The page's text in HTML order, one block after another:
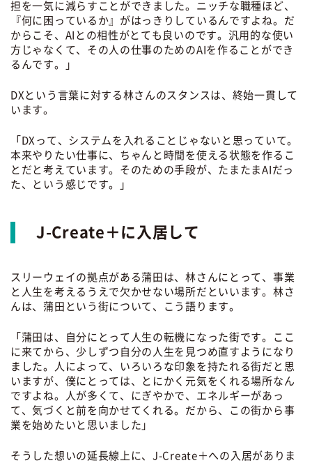
担を一気に減らすことができました。ニッチな職種ほど、
『何に困っているか』がはっきりしているんですよね。だ
からこそ、AIとの相性がとても良いのです。汎用的な使い
方じゃなくて、その人の仕事のためのAIを作ることができ
るんです。」
DXという言葉に対する林さんのスタンスは、終始一貫して
います。
「DXって、システムを入れることじゃないと思っていて。
本来やりたい仕事に、ちゃんと時間を使える状態を作るこ
とだと考えています。そのための手段が、たまたまAIだっ
た、という感じです。」
J-Create＋に入居して
スリーウェイの拠点がある蒲田は、林さんにとって、事業
と人生を考えるうえで欠かせない場所だといいます。林さ
んは、蒲田という街について、こう語ります。
「蒲田は、自分にとって人生の転機になった街です。ここ
に来てから、少しずつ自分の人生を見つめ直すようになり
ました。人によって、いろいろな印象を持たれる街だと思
いますが、僕にとっては、とにかく元気をくれる場所なん
ですよね。人が多くて、にぎやかで、エネルギーがあっ
て、気づくと前を向かせてくれる。だから、この街から事
業を始めたいと思いました」
そうした想いの延長線上に、J-Create＋への入居がありま